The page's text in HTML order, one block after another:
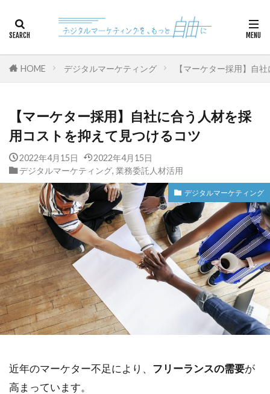
HOME デジタルマーケティング 【マーケター採用】自
【マーケター採用】自社に合う人材を採
用コストを抑えて見つけるコツ
2022年4月15日
2022年4月15日
デジタルマーケティング, 業務委託人材活用
デジタルマーケティング
近年のマーケター不足により、 フリーランスの需要が
高まっています。